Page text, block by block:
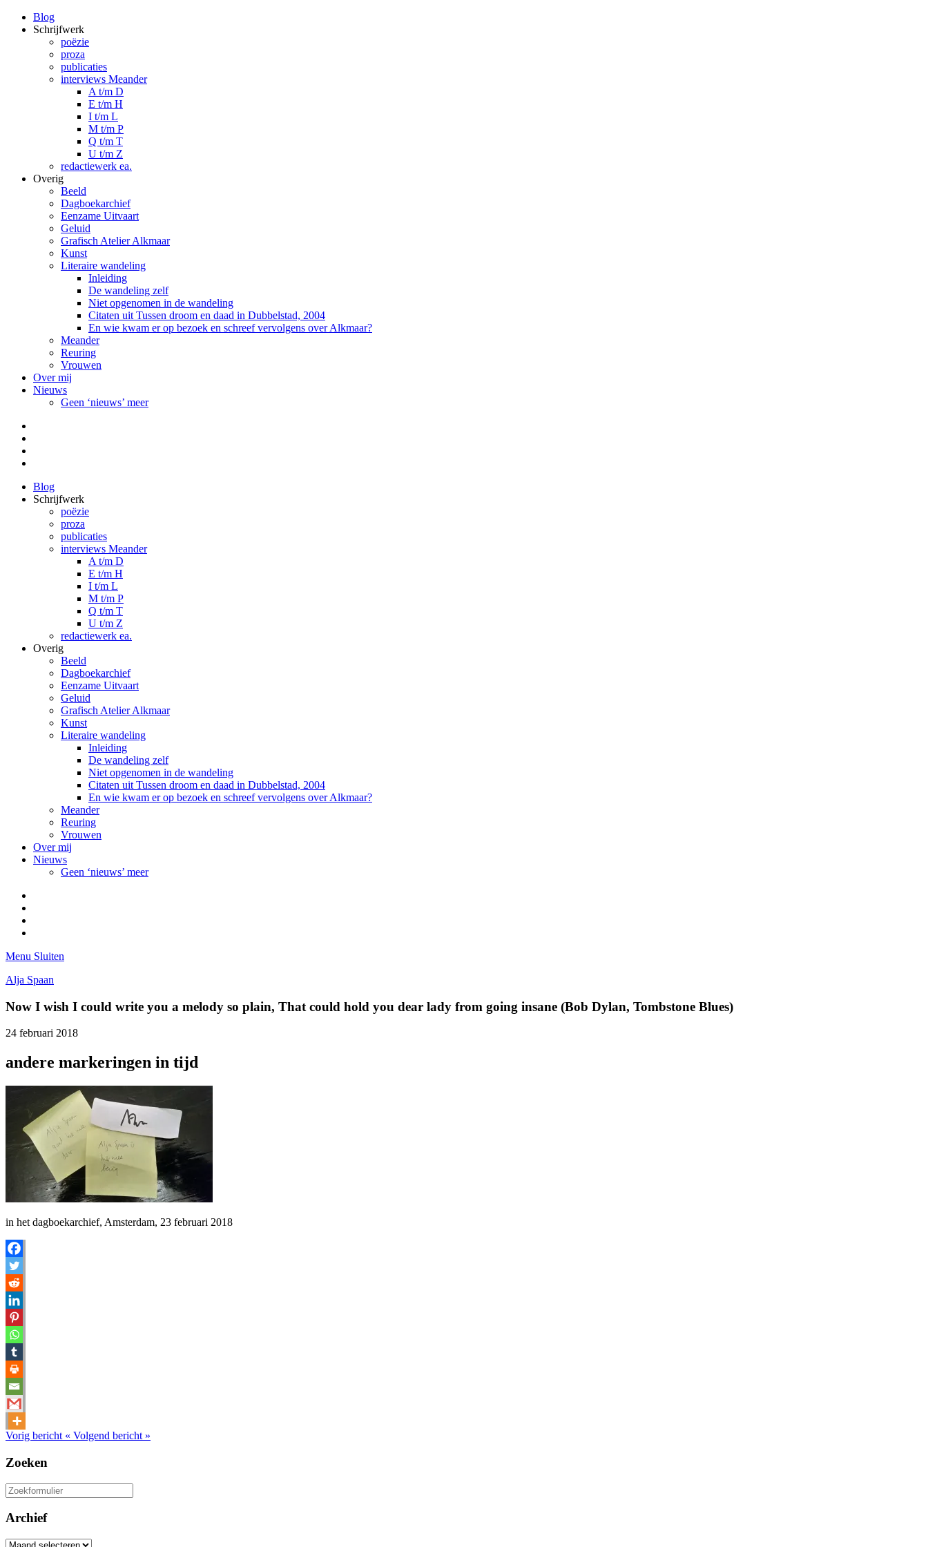
Blog
Schrijfwerk
poëzie
proza
publicaties
interviews Meander
A t/m D
E t/m H
I t/m L
M t/m P
Q t/m T
U t/m Z
redactiewerk ea.
Overig
Beeld
Dagboekarchief
Eenzame Uitvaart
Geluid
Grafisch Atelier Alkmaar
Kunst
Literaire wandeling
Inleiding
De wandeling zelf
Niet opgenomen in de wandeling
Citaten uit Tussen droom en daad in Dubbelstad, 2004
En wie kwam er op bezoek en schreef vervolgens over Alkmaar?
Meander
Reuring
Vrouwen
Over mij
Nieuws
Geen ‘nieuws’ meer
Blog
Schrijfwerk
poëzie
proza
publicaties
interviews Meander
A t/m D
E t/m H
I t/m L
M t/m P
Q t/m T
U t/m Z
redactiewerk ea.
Overig
Beeld
Dagboekarchief
Eenzame Uitvaart
Geluid
Grafisch Atelier Alkmaar
Kunst
Literaire wandeling
Inleiding
De wandeling zelf
Niet opgenomen in de wandeling
Citaten uit Tussen droom en daad in Dubbelstad, 2004
En wie kwam er op bezoek en schreef vervolgens over Alkmaar?
Meander
Reuring
Vrouwen
Over mij
Nieuws
Geen ‘nieuws’ meer
Menu Sluiten
Alja Spaan
Now I wish I could write you a melody so plain, That could hold you dear lady from going insane (Bob Dylan, Tombstone Blues)
24 februari 2018
andere markeringen in tijd
in het dagboekarchief, Amsterdam, 23 februari 2018
Vorig bericht « Volgend bericht »
Zoeken
Zoeken
naar:
Archief
Archief